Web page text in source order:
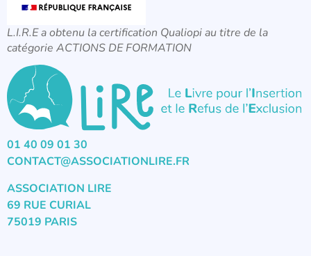
L.I.R.E a obtenu la certification Qualiopi au titre de la
catégorie ACTIONS DE FORMATION
01 40 09 01 30
CONTACT@ASSOCIATIONLIRE.FR
ASSOCIATION LIRE
69 RUE CURIAL
75019 PARIS